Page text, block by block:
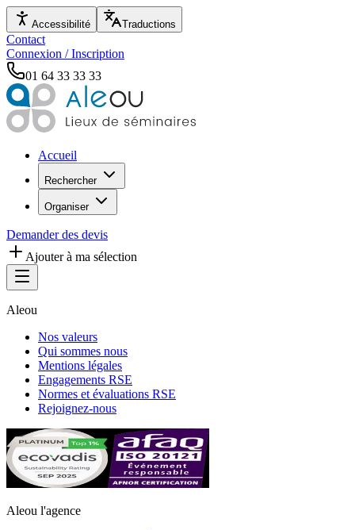
Accessibilité Traductions
Contact
Connexion / Inscription
01 64 33 33 33
Accueil
Rechercher
Organiser
Demander des devis
Ajouter à ma sélection
Aleou
Nos valeurs
Qui sommes nous
Mentions légales
Engagements RSE
Normes et évaluations RSE
Rejoignez-nous
Aleou l'agence